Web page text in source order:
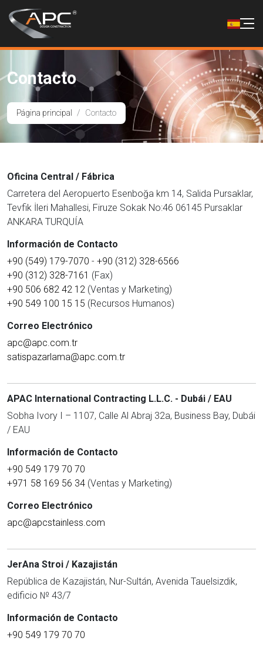
Contacto
Página principal Contacto
Oficina Central / Fábrica
Carretera del Aeropuerto Esenboğa km 14, Salida Pursaklar,
Tevfik İleri Mahallesi, Firuze Sokak No:46 06145 Pursaklar
ANKARA TURQUÍA
Información de Contacto
+90 (549) 179-7070 - +90 (312) 328-6566
+90 (312) 328-7161 (Fax)
+90 506 682 42 12 (Ventas y Marketing)
+90 549 100 15 15 (Recursos Humanos)
Correo Electrónico
apc@apc.com.tr
satispazarlama@apc.com.tr
APAC International Contracting L.L.C. - Dubái / EAU
Sobha Ivory I – 1107, Calle Al Abraj 32a, Business Bay, Dubái
/ EAU
Información de Contacto
+90 549 179 70 70
+971 58 169 56 34 (Ventas y Marketing)
Correo Electrónico
apc@apcstainless.com
JerAna Stroi / Kazajistán
República de Kazajistán, Nur-Sultán, Avenida Tauelsizdik,
edificio № 43/7
Información de Contacto
+90 549 179 70 70